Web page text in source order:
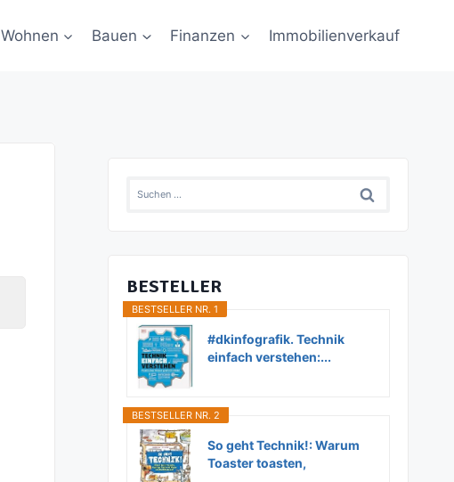
Wohnen Bauen Finanzen Immobilienverkauf
Suchen
BESTELLER
BESTSELLER NR. 1
#dkinfografik. Technik
einfach verstehen:...
BESTSELLER NR. 2
So geht Technik!: Warum
Toaster toasten,